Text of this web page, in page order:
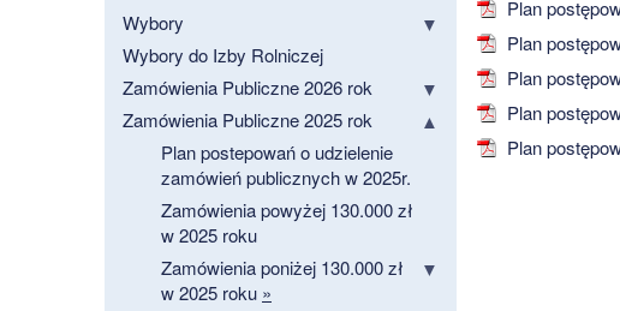
Wybory
Wybory do Izby Rolniczej
Zamówienia Publiczne 2026 rok
Zamówienia Publiczne 2025 rok
Plan postepowań o udzielenie
zamówień publicznych w 2025r.
Zamówienia powyżej 130.000 zł
w 2025 roku
Zamówienia poniżej 130.000 zł
w 2025 roku »
Plan
Plan
Plan
Plan
Plan